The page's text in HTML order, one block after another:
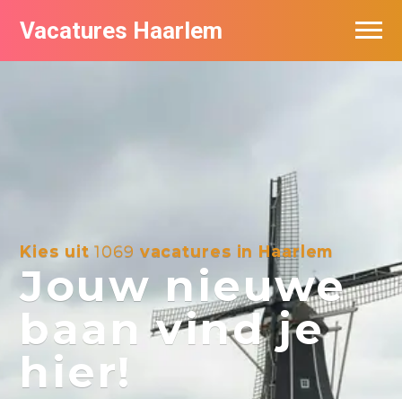
Vacatures Haarlem
Kies uit1069 vacatures in Haarlem
Jouw nieuwe
baan vind je
hier!
Vacatures per bedrijf in Haarlem